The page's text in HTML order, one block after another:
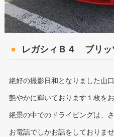
レガシィＢ４ ブリッ
絶好の撮影日和となりました山
艶やかに輝いております１枚を
絶景の中でのドライビングは、
お電話でしかお話をしておりま